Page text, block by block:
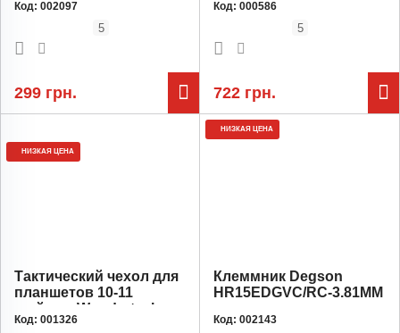
Черный для
Radiomaster TX12,
TX16S, Zorro
Код: 002097
5
299 грн.
ноутбуков: 4x USB 3.0,
1x USB 2.0, HDMI, VGA,
SD/TF, 3,5 мм jack
Код: 000586
5
722 грн.
НИЗКАЯ ЦЕНА
Тактический чехол для
планшетов 10-11
дюймов Wondertech,
Кордура, Зеленый
Код: 001326
НИЗКАЯ ЦЕНА
Клеммник Degson
HR15EDGVC/RC-3.81MM
Код: 002143